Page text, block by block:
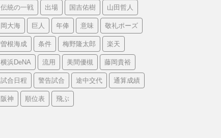
伝統の一戦 出場 国吉佑樹 山田哲人
岡大海 巨人 年俸 意味 敬礼ポーズ
曽根海成 条件 梅野隆太郎 楽天
横浜DeNA 流用 美間優槻 藤岡貴裕
試合日程 警告試合 途中交代 通算成績
阪神 順位表 飛ぶ